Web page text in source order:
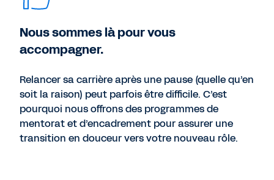
Nous sommes là pour vous
accompagner.
Relancer sa carrière après une pause (quelle qu’en
soit la raison) peut parfois être difficile. C’est
pourquoi nous offrons des programmes de
mentorat et d’encadrement pour assurer une
transition en douceur vers votre nouveau rôle.